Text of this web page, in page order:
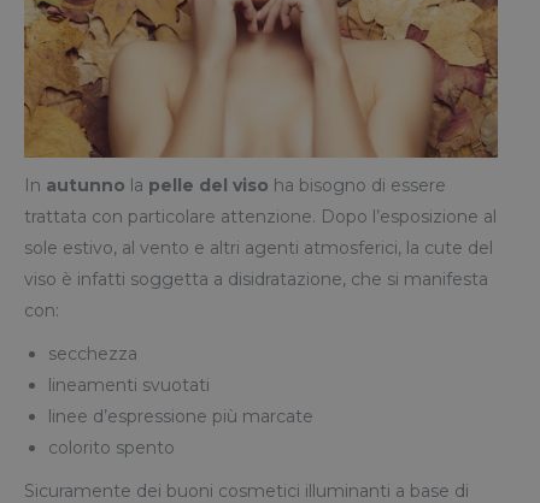
In autunno la pelle del viso ha bisogno di essere
trattata con particolare attenzione. Dopo l’esposizione al
sole estivo, al vento e altri agenti atmosferici, la cute del
viso è infatti soggetta a disidratazione, che si manifesta
con:
secchezza
lineamenti svuotati
linee d’espressione più marcate
colorito spento
Sicuramente dei buoni cosmetici illuminanti a base di